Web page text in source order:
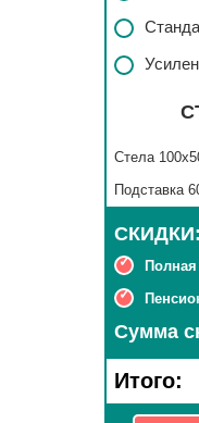
Стела
Подставка
СКИДКИ:
Полная
Сумма
Итого: